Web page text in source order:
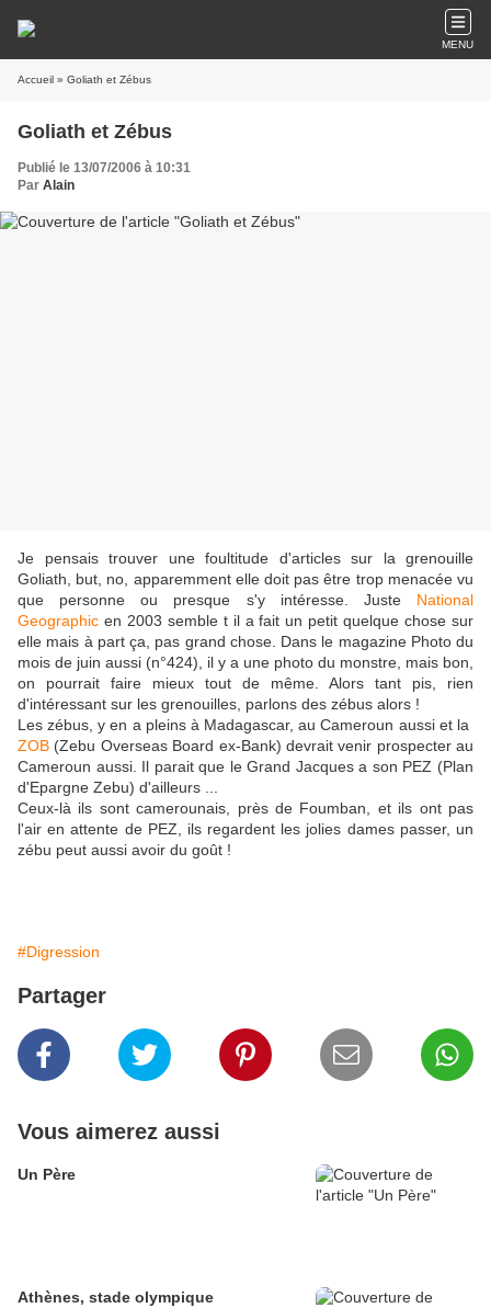
MENU
Accueil » Goliath et Zébus
Goliath et Zébus
Publié le 13/07/2006 à 10:31
Par Alain
Je pensais trouver une foultitude d'articles sur la grenouille
Goliath, but, no, apparemment elle doit pas être trop menacée vu
que personne ou presque s'y intéresse. Juste National
Geographic en 2003 semble t il a fait un petit quelque chose sur
elle mais à part ça, pas grand chose. Dans le magazine Photo du
mois de juin aussi (n°424), il y a une photo du monstre, mais bon,
on pourrait faire mieux tout de même. Alors tant pis, rien
d'intéressant sur les grenouilles, parlons des zébus alors !
Les zébus, y en a pleins à Madagascar, au Cameroun aussi et la
ZOB (Zebu Overseas Board ex-Bank) devrait venir prospecter au
Cameroun aussi. Il parait que le Grand Jacques a son PEZ (Plan
d'Epargne Zebu) d'ailleurs ...
Ceux-là ils sont camerounais, près de Foumban, et ils ont pas
l'air en attente de PEZ, ils regardent les jolies dames passer, un
zébu peut aussi avoir du goût !
#Digression
Partager
Vous aimerez aussi
Un Père
Athènes, stade olympique